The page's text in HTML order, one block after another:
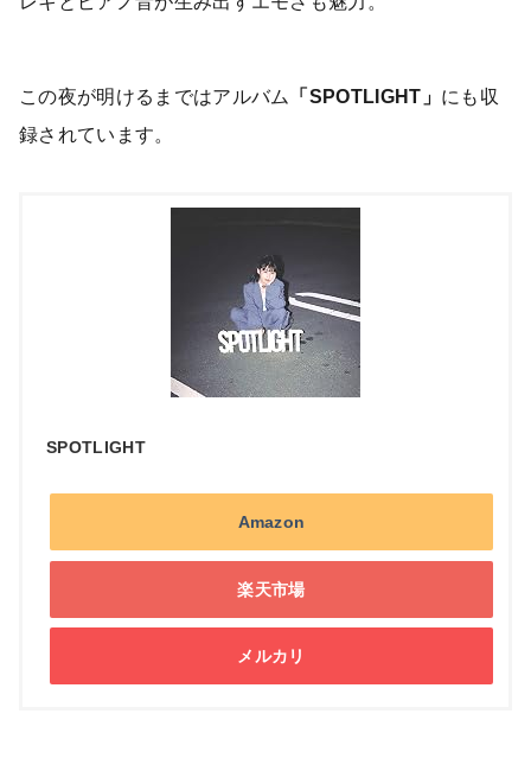
この夜が明けるまではアルバム 「SPOTLIGHT」 にも収
録されています。
SPOTLIGHT
Amazon
楽天市場
メルカリ